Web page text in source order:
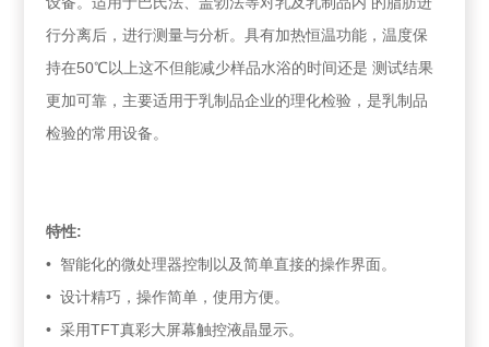
行分离后，进行测量与分析。具有加热恒温功能，温度保
持在50℃以上这不但能减少样品水浴的时间还是 测试结果
更加可靠，主要适用于乳制品企业的理化检验，是乳制品
检验的常用设备。
特性:
• 智能化的微处理器控制以及简单直接的操作界面。
• 设计精巧，操作简单，使用方便。
• 采用TFT真彩大屏幕触控液晶显示。